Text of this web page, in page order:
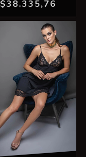
$38.335,76